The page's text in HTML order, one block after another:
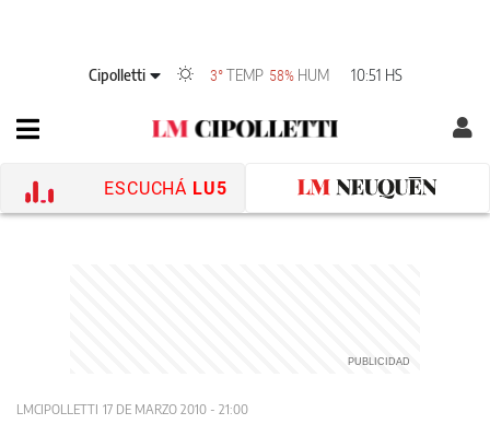
Cipolletti 3° TEMP 58% HUM 10:51 HS
ESCUCHÁ LU5
LMCIPOLLETTI 17 DE MARZO 2010 - 21:00